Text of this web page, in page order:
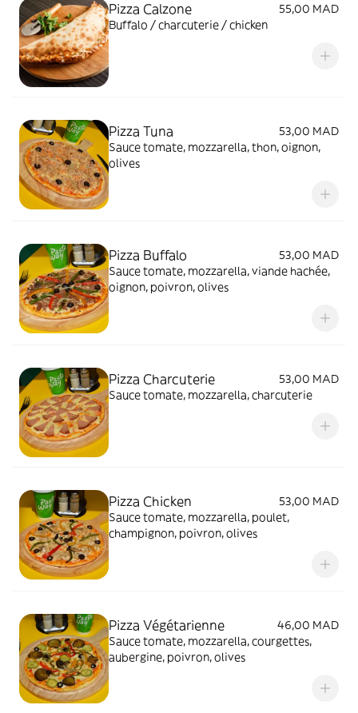
Pizza Calzone
55,00 MAD
Buffalo / charcuterie / chicken
Pizza Tuna
53,00 MAD
Sauce tomate, mozzarella, thon, oignon,
olives
Pizza Buffalo
53,00 MAD
Sauce tomate, mozzarella, viande hachée,
oignon, poivron, olives
Pizza Charcuterie
53,00 MAD
Sauce tomate, mozzarella, charcuterie
Pizza Chicken
53,00 MAD
Sauce tomate, mozzarella, poulet,
champignon, poivron, olives
Pizza Végétarienne
46,00 MAD
Sauce tomate, mozzarella, courgettes,
aubergine, poivron, olives